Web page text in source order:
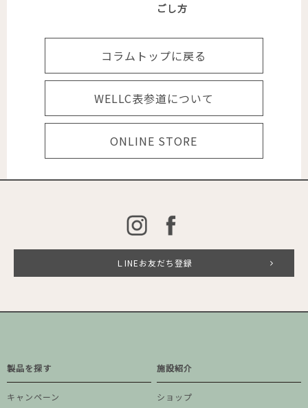
ごし方
コラムトップに戻る
WELLC表参道について
ONLINE STORE
ＬINEお友だち登録
製品を探す
キャンペーン
施設紹介
ショップ